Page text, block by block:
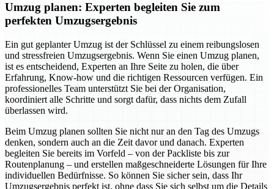
Umzug planen: Experten begleiten Sie zum
perfekten Umzugsergebnis
Ein gut geplanter Umzug ist der Schlüssel zu einem reibungslosen
und stressfreien Umzugsergebnis. Wenn Sie einen Umzug planen,
ist es entscheidend, Experten an Ihre Seite zu holen, die über
Erfahrung, Know-how und die richtigen Ressourcen verfügen. Ein
professionelles Team unterstützt Sie bei der Organisation,
koordiniert alle Schritte und sorgt dafür, dass nichts dem Zufall
überlassen wird.
Beim Umzug planen sollten Sie nicht nur an den Tag des Umzugs
denken, sondern auch an die Zeit davor und danach. Experten
begleiten Sie bereits im Vorfeld – von der Packliste bis zur
Routenplanung – und erstellen maßgeschneiderte Lösungen für Ihre
individuellen Bedürfnisse. So können Sie sicher sein, dass Ihr
Umzugsergebnis perfekt ist, ohne dass Sie sich selbst um die Details